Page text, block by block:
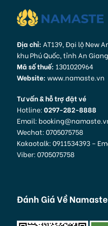
Địa chỉ: AT139, Đại lộ New
khu Phú Quốc, tỉnh An
Mã số thuế: 1301020964
Website:www.namaste.vn
Tư vấn & hỗ trợ đặt vé
Hotline:0297-282-8888
Email:
Wechat: 0705075758
Kakaotalk: 0911534393 –
Viber: 0705075758
Đánh Giá Về Namaste